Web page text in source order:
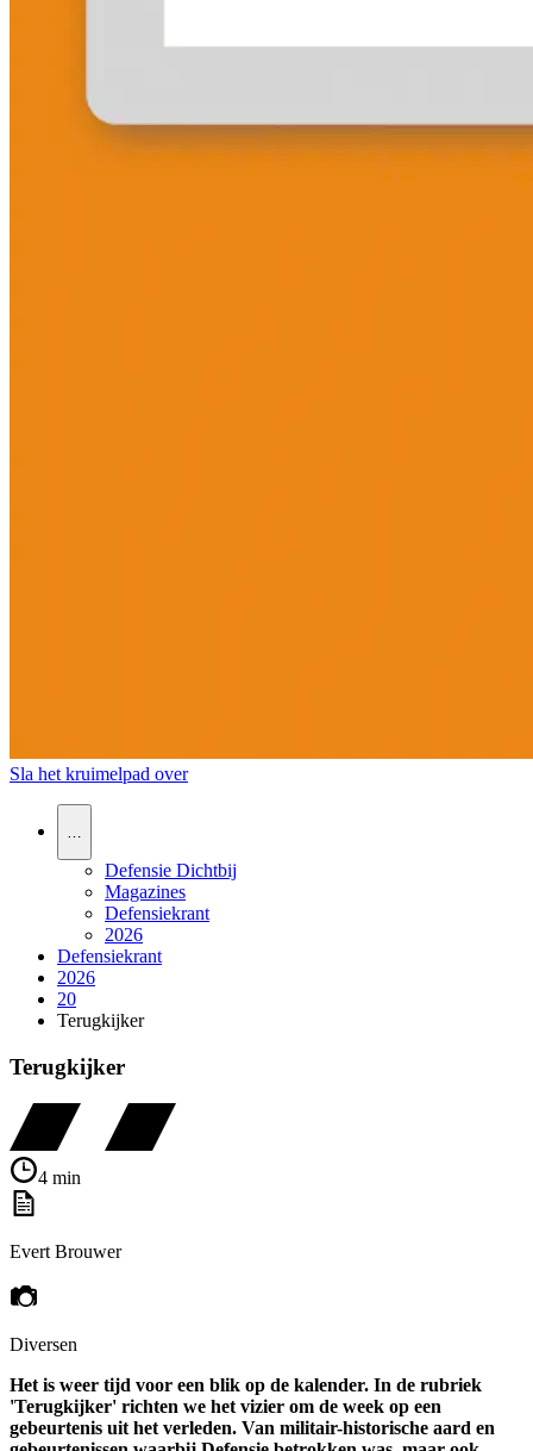
Sla het kruimelpad over
Defensie Dichtbij
Magazines
Defensiekrant
2026
Defensiekrant
2026
20
Terugkijker
Terugkijker
4 min
Evert Brouwer
Diversen
Het is weer tijd voor een blik op de kalender. In de rubriek
'Terugkijker' richten we het vizier om de week op een
gebeurtenis uit het verleden. Van militair-historische aard en